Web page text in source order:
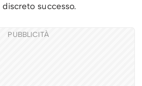
successo.
PUBBLICITÀ